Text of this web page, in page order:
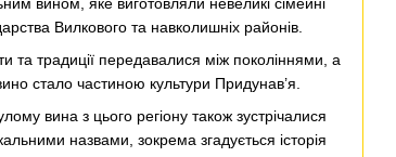
Вилкового та навколишніх районів.
та традиції передавалися між поколіннями, а
стало частиною культури Придунав’я.
вина з цього регіону також зустрічалися
назвами, зокрема згадується історія